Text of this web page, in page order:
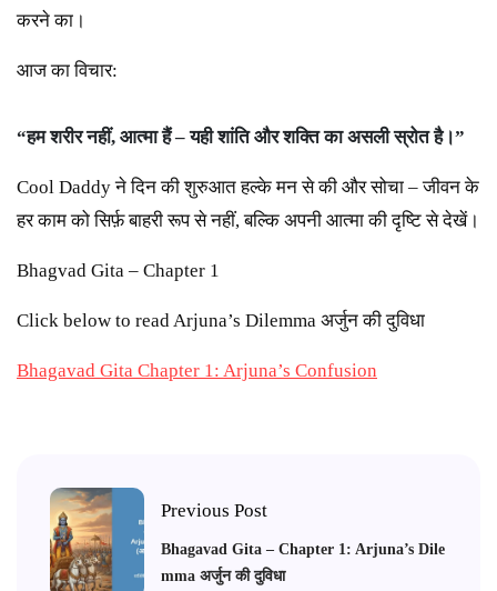
करने का।
आज का विचार:
“हम शरीर नहीं, आत्मा हैं – यही शांति और शक्ति का असली स्रोत है।”
Cool Daddy ने दिन की शुरुआत हल्के मन से की और सोचा – जीवन के
हर काम को सिर्फ़ बाहरी रूप से नहीं, बल्कि अपनी आत्मा की दृष्टि से देखें।
Bhagvad Gita – Chapter 1
Click below to read Arjuna’s Dilemma अर्जुन की दुविधा
Bhagavad Gita Chapter 1: Arjuna’s Confusion
Previous Post
Bhagavad Gita – Chapter 1: Arjuna’s Dile
mma अर्जुन की दुविधा